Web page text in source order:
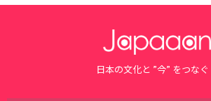
日本の文化と ”今” をつなぐ